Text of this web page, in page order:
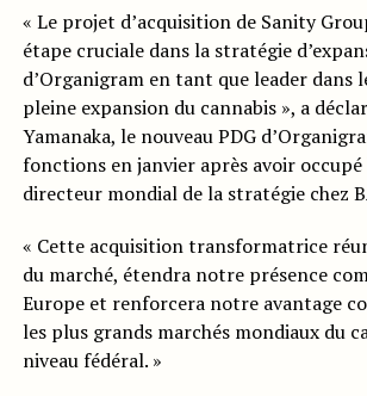
« Le projet d’acquisition de Sanity
étape cruciale dans la stratégie
d’Organigram en tant que leader dans
pleine expansion du cannabis », a
Yamanaka, le nouveau PDG
fonctions en janvier après avoir occupé
directeur mondial de la stratégie chez
« Cette acquisition transformatrice
du marché, étendra notre présence
Europe et renforcera notre avantage
les plus grands marchés mondiaux du
niveau fédéral. »